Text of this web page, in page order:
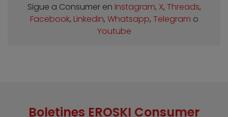
Sigue a Consumer en Instagram, X, Threads,
Facebook, Linkedin, Whatsapp, Telegram o
Youtube
Boletines EROSKI Consumer